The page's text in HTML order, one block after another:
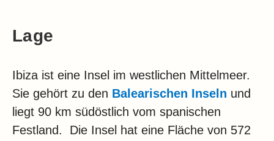
Lage
Ibiza ist eine Insel im westlichen Mittelmeer.
Sie gehört zu den Balearischen Inseln und
liegt 90 km südöstlich vom spanischen
Festland. Die Insel hat eine Fläche von 572